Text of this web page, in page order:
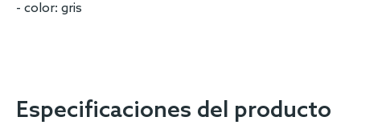
- color: gris
Especificaciones del producto